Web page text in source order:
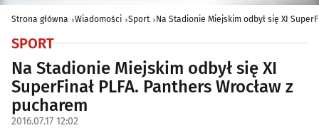
Strona główna Wiadomości Sport Na Stadionie Miejskim odbył się XI
SPORT
Na Stadionie Miejskim odbył się XI
SuperFinał PLFA. Panthers Wrocław z
pucharem
2016.07.17 12:02